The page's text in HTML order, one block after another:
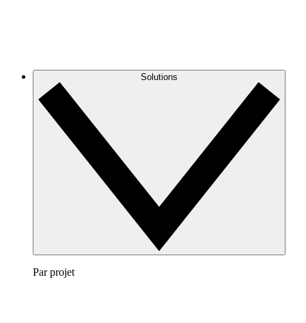
Solutions
Par projet